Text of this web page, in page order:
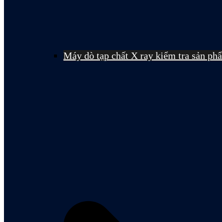
Máy dò tạp chất X ray kiểm tra sản